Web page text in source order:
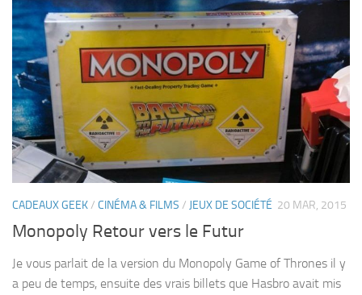
CADEAUX GEEK/ CINÉMA & FILMS / JEUX DE SOCIÉTÉ 20 MAR, 2015
Monopoly Retour vers le Futur
Je vous parlait de la version du Monopoly Game of Thrones il y
a peu de temps, ensuite des vrais billets que Hasbro avait mis